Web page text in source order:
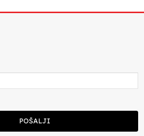
POŠALJI